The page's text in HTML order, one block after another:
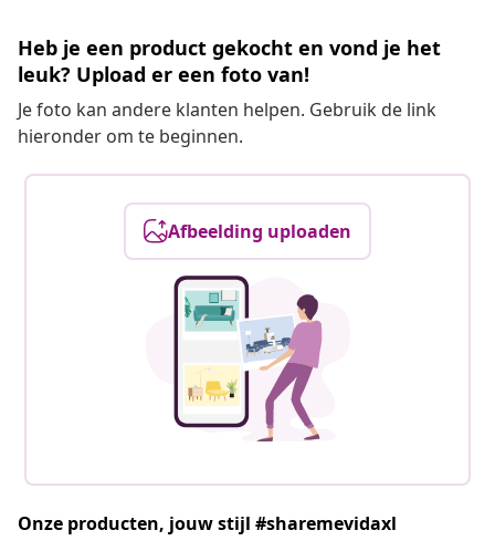
Heb je een product gekocht en vond je het
leuk? Upload er een foto van!
Je foto kan andere klanten helpen. Gebruik de link
hieronder om te beginnen.
Afbeelding uploaden
Onze producten, jouw stijl #sharemevidaxl